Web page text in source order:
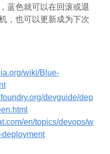
蓝色就可以在回滚或退
，也可以更新成为下次
wiki/Blue-
devguide/dep
en/topics/devops/w
deployment